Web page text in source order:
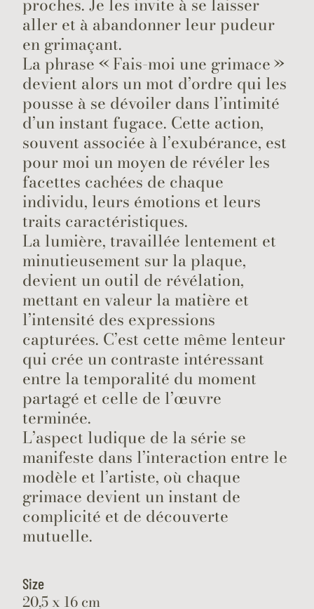
proches. Je les invite à se laisser
aller et à abandonner leur pudeur
en grimaçant.
La phrase « Fais-moi une grimace »
devient alors un mot d’ordre qui les
pousse à se dévoiler dans l’intimité
d’un instant fugace. Cette action,
souvent associée à l’exubérance, est
pour moi un moyen de révéler les
facettes cachées de chaque
individu, leurs émotions et leurs
traits caractéristiques.
La lumière, travaillée lentement et
minutieusement sur la plaque,
devient un outil de révélation,
mettant en valeur la matière et
l’intensité des expressions
capturées. C’est cette même lenteur
qui crée un contraste intéressant
entre la temporalité du moment
partagé et celle de l’œuvre
terminée.
L’aspect ludique de la série se
manifeste dans l’interaction entre le
modèle et l’artiste, où chaque
grimace devient un instant de
complicité et de découverte
mutuelle.
Size
20,5 x 16 cm